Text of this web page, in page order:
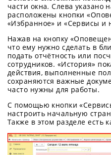
части окна. Слева указано
расположены кнопки
«Избранное» и «Сервисы и
Нажав на кнопку
что ему нужно сделать в
подать отчётность или
сотрудников. «История»
действия, выполненные
сохраняются важные
часто нужны для работы.
С помощью кнопки
настроить начальную
Также в этом разделе есть